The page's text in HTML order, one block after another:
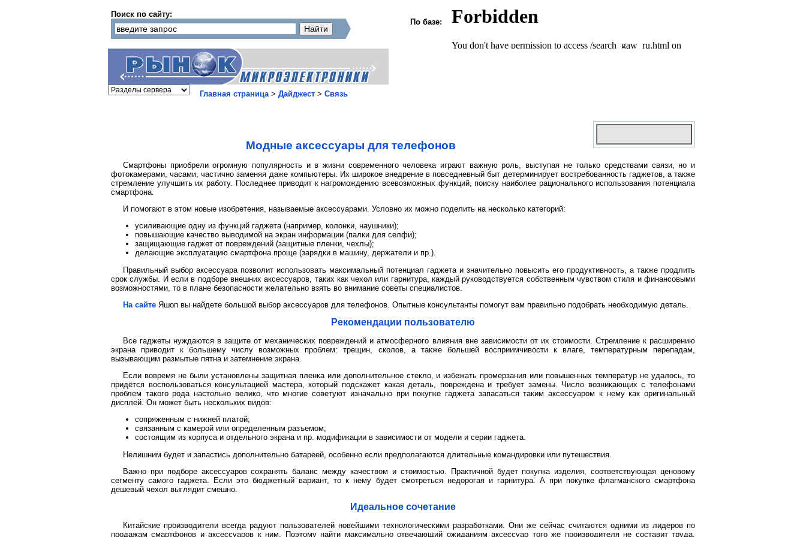
Поиск по сайту:
По базе:
Главная страница> Дайджест > Связь
Модные аксессуары для телефонов
Смартфоны приобрели огромную популярность и в жизни современного человека играют важную роль, выступая не только средствами связи, но и
фотокамерами, часами, частично заменяя даже компьютеры. Их широкое внедрение в повседневный быт детерминирует востребованность гаджетов, а также
стремление улучшить их работу. Последнее приводит к нагромождению всевозможных функций, поиску наиболее рационального использования потенциала
смартфона.
И помогают в этом новые изобретения, называемые аксессуарами. Условно их можно поделить на несколько категорий:
усиливающие одну из функций гаджета (например, колонки, наушники);
повышающие качество выводимой на экран информации (палки для селфи);
защищающие гаджет от повреждений (защитные пленки, чехлы);
делающие эксплуатацию смартфона проще (зарядки в машину, держатели и пр.).
Правильный выбор аксессуара позволит использовать максимальный потенциал гаджета и значительно повысить его продуктивность, а также продлить
срок службы. И если в подборе внешних аксессуаров, таких как чехол или гарнитура, каждый руководствуется собственным чувством стиля и финансовыми
возможностями, то в плане безопасности желательно взять во внимание советы специалистов.
На сайте Яшоп вы найдете большой выбор аксессуаров для телефонов. Опытные консультанты помогут вам правильно подобрать необходимую деталь.
Рекомендации пользователю
Все гаджеты нуждаются в защите от механических повреждений и атмосферного влияния вне зависимости от их стоимости. Стремление к расширению
экрана приводит к большему числу возможных проблем: трещин, сколов, а также большей восприимчивости к влаге, температурным перепадам,
вызывающим размытые пятна и затемнение экрана.
Если вовремя не были установлены защитная пленка или дополнительное стекло, и избежать промерзания или повышенных температур не удалось, то
придётся воспользоваться консультацией мастера, который подскажет какая деталь, повреждена и требует замены. Число возникающих с телефонами
проблем такого рода настолько велико, что многие советуют изначально при покупке гаджета запасаться таким аксессуаром к нему как оригинальный
дисплей. Он может быть нескольких видов:
сопряженным с нижней платой;
связанным с камерой или определенным разъемом;
состоящим из корпуса и отдельного экрана и пр. модификации в зависимости от модели и серии гаджета.
Нелишним будет и запастись дополнительно батареей, особенно если предполагаются длительные командировки или путешествия.
Важно при подборе аксессуаров сохранять баланс между качеством и стоимостью. Практичной будет покупка изделия, соответствующая ценовому
сегменту самого гаджета. Если это бюджетный вариант, то к нему будет смотреться недорогая и гарнитура. А при покупке флагманского смартфона
дешевый чехол выглядит смешно.
Идеальное сочетание
Китайские производители всегда радуют пользователей новейшими технологическими разработками. Они же сейчас считаются одними из лидеров по
продажам смартфонов и аксессуаров к ним. Поэтому найти максимально отвечающий ожиданиям аксессуар того же производителя не составит труда.